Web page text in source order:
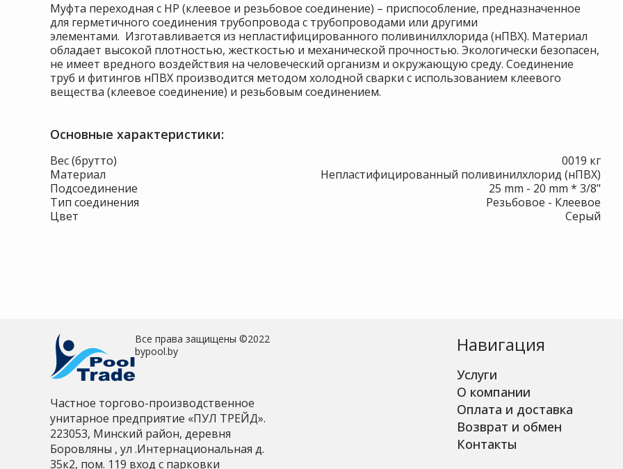
Муфта переходная с НР (клеевое и резьбовое соединение) – приспособление, предназначенное
для герметичного соединения трубопровода с трубопроводами или другими
элементами. Изготавливается из непластифицированного поливинилхлорида (нПВХ). Материал
обладает высокой плотностью, жесткостью и механической прочностью. Экологически безопасен,
не имеет вредного воздействия на человеческий организм и окружающую среду. Соединение
труб и фитингов нПВХ производится методом холодной сварки с использованием клеевого
вещества (клеевое соединение) и резьбовым соединением.
Основные характеристики:
Вес (брутто) 0019 кг
Материал
Непластифицированный поливинилхлорид (нПВХ)
Подсоединение
25 mm - 20 mm * 3/8"
Тип соединения
Резьбовое - Клеевое
Цвет
Серый
Все права защищены ©2022
bypool.by
Частное торгово-производственное
унитарное предприятие «ПУЛ ТРЕЙД».
223053, Минский район, деревня
Боровляны , ул .Интернациональная д.
35к2, пом. 119 вход с парковки
Навигация
Услуги
О компании
Оплата и доставка
Возврат и обмен
Контакты